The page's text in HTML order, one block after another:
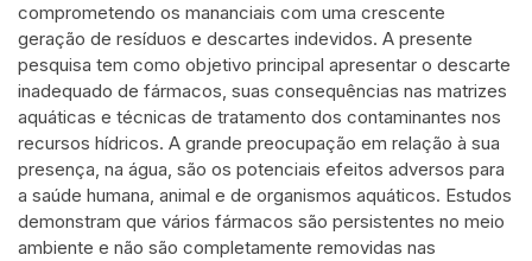
See how this article has been
cited at scite.ai
Scite shows how a scientific paper
has been cited by providing the
context of the citation, a
classification describing whether it
supports, mentions, or contrasts
the cited claim, and a label
comprometendo os mananciais com uma crescente
geração de resíduos e descartes indevidos. A presente
pesquisa tem como objetivo principal apresentar o descarte
inadequado de fármacos, suas consequências nas matrizes
aquáticas e técnicas de tratamento dos contaminantes nos
recursos hídricos. A grande preocupação em relação à sua
presença, na água, são os potenciais efeitos adversos para
a saúde humana, animal e de organismos aquáticos. Estudos
demonstram que vários fármacos são persistentes no meio
ambiente e não são completamente removidas nas